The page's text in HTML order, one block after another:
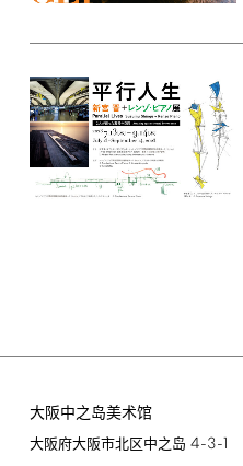
大阪中之岛美术馆
大阪府大阪市北区中之岛 4-3-1